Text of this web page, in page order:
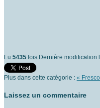
Lu 5435 fois Dernière modification
Plus dans cette catégorie : «
Laissez un commentaire